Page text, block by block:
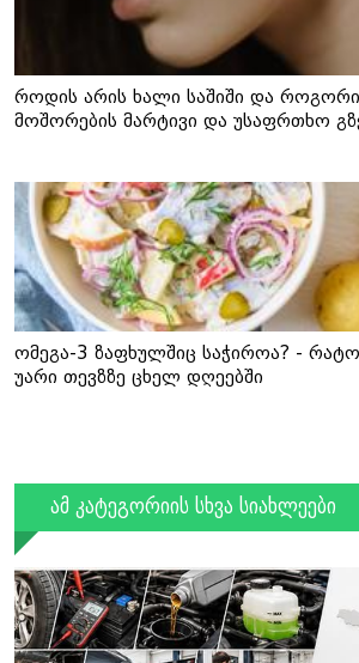
როდის არის ხალი საშიში და
მოშორების მარტივი და უსაფრთხო
ომეგა-3 ზაფხულშიც საჭიროა? -
უარი თევზზე ცხელ დღეებში
ამ კატეგორიის სხვა სიახლეები